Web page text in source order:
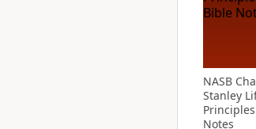
NASB
Stanley
Notes